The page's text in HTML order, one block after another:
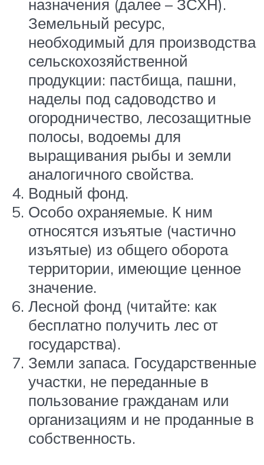
назначения (далее – ЗСХН).
Земельный ресурс,
необходимый для производства
сельскохозяйственной
продукции: пастбища, пашни,
наделы под садоводство и
огородничество, лесозащитные
полосы, водоемы для
выращивания рыбы и земли
аналогичного свойства.
Водный фонд.
Особо охраняемые. К ним
относятся изъятые (частично
изъятые) из общего оборота
территории, имеющие ценное
значение.
Лесной фонд (читайте: как
бесплатно получить лес от
государства).
Земли запаса. Государственные
участки, не переданные в
пользование гражданам или
организациям и не проданные в
собственность.